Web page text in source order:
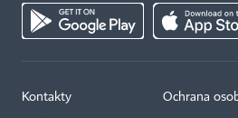
Kontakty Ochrana